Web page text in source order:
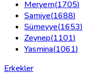
Meryem(1705)
Samiye(1688)
Sümeyye(1653)
Zeynep(1101)
Yasmina(1061)
Erkekler